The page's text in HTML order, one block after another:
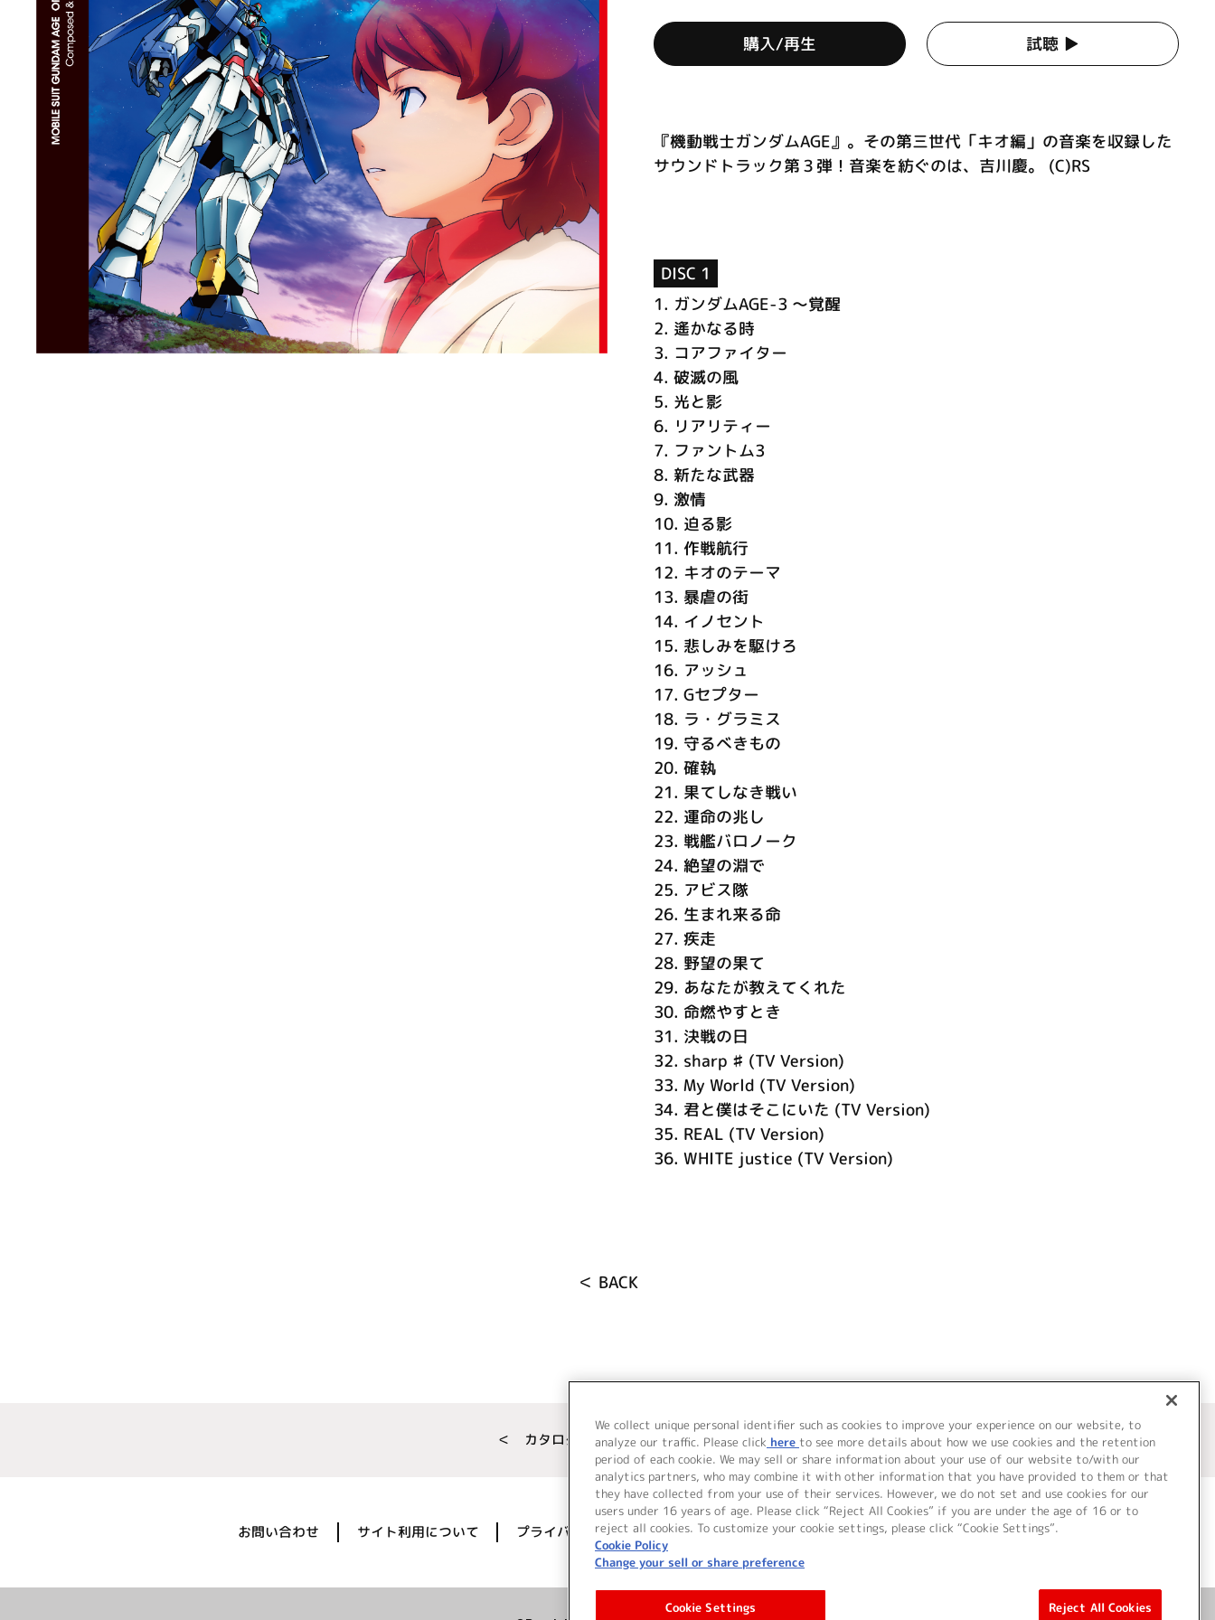
購入/再生 試聴 ▶︎
『機動戦士ガンダムAGE』。その第三世代「キオ編」の音楽を収録した
サウンドトラック第３弾！音楽を紡ぐのは、吉川慶。 (C)RS
DISC 1
1. ガンダムAGE-3 ～覚醒
2. 遙かなる時
3. コアファイター
4. 破滅の風
5. 光と影
6. リアリティー
7. ファントム3
8. 新たな武器
9. 激情
10. 迫る影
11. 作戦航行
12. キオのテーマ
13. 暴虐の街
14. イノセント
15. 悲しみを駆けろ
16. アッシュ
17. Gセプター
18. ラ・グラミス
19. 守るべきもの
20. 確執
21. 果てしなき戦い
22. 運命の兆し
23. 戦艦バロノーク
24. 絶望の淵で
25. アビス隊
26. 生まれ来る命
27. 疾走
28. 野望の果て
29. あなたが教えてくれた
30. 命燃やすとき
31. 決戦の日
32. sharp ♯ (TV Version)
33. My World (TV Version)
34. 君と僕はそこにいた (TV Version)
35. REAL (TV Version)
36. WHITE justice (TV Version)
＜ BACK
＜ カタログサイト トップページへ
お問い合わせ サイト利用について プライバシーポリシー 著作権／肖像権について Cookie Settings
We collect unique personal identifier such as cookies to improve your experience on our website, to
analyze our traffic. Please click here to see more details about how we use cookies and the retention
period of each cookie. We may sell or share information about your use of our website to/with our
analytics partners, who may combine it with other information that you have provided to them or that
they have collected from your use of their services. However, we do not set and use cookies for our
users under 16 years of age. Please click “Reject All Cookies” if you are under the age of 16 or to
reject all cookies. To customize your cookie settings, please click “Cookie Settings”.
Cookie Policy
Change your sell or share preference
Cookie Settings Reject All Cookies